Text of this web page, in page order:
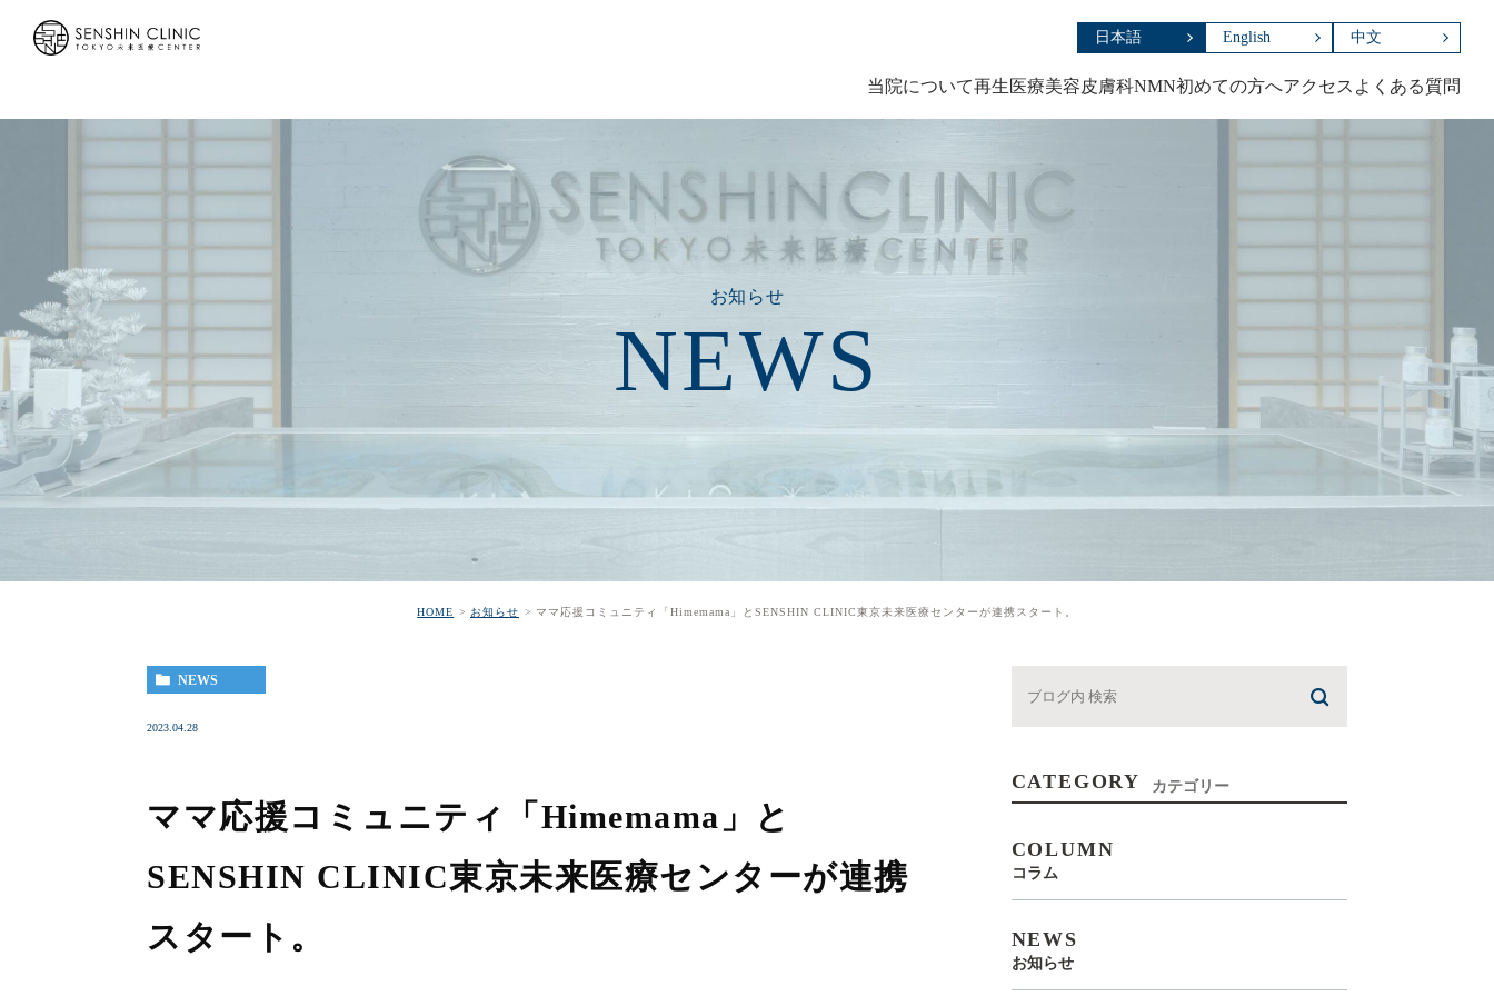
日本語 English 中文
当院について再生医療美容皮膚科NMN初めての方へアクセス よくある質問
お知らせ
NEWS
HOME お知らせ ママ応援コミュニティ「Himemama」とSENSHIN CLINIC東京未来医療センターが連携スタート。
NEWS
2023.04.28
ママ応援コミュニティ「Himemama」と
SENSHIN CLINIC東京未来医療センターが連携
スタート。
CATEGORY カテゴリー
COLUMN
コラム
NEWS
お知らせ